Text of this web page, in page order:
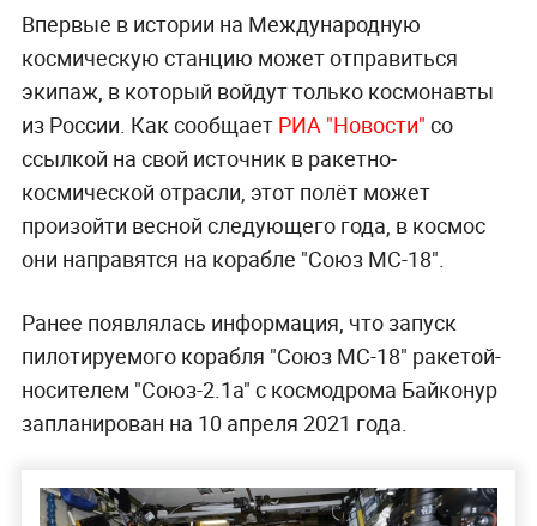
Впервые в истории на Международную
космическую станцию может отправиться
экипаж, в который войдут только космонавты
из России. Как сообщает РИА "Новости" со
ссылкой на свой источник в ракетно-
космической отрасли, этот полёт может
произойти весной следующего года, в космос
они направятся на корабле "Союз МС-18".
Ранее появлялась информация, что запуск
пилотируемого корабля "Союз МС-18" ракетой-
носителем "Союз-2.1а" с космодрома Байконур
запланирован на 10 апреля 2021 года.